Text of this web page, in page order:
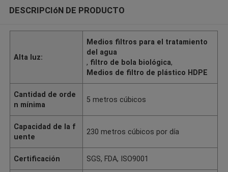
DESCRIPCIóN DE PRODUCTO
Alta luz:
Medios filtros para el tratamiento
del agua
, filtro de bola biológica,
Medios de filtro de plástico HDPE
Cantidad de orde
n mínima
5 metros cúbicos
Capacidad de la f
uente
230 metros cúbicos por día
Certificación SGS, FDA, ISO9001